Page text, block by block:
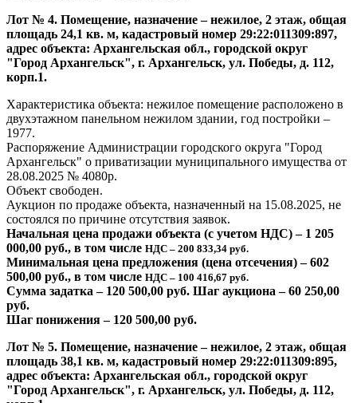
Лот № 4. Помещение, назначение – нежилое, 2 этаж, общая
площадь 24,1 кв. м, кадастровый номер 29:22:011309:897,
адрес объекта: Архангельская обл., городской округ
"Город Архангельск", г. Архангельск, ул. Победы, д. 112,
корп.1.
Характеристика объекта: нежилое помещение расположено в
двухэтажном панельном нежилом здании, год постройки –
1977.
Распоряжение Администрации городского округа "Город
Архангельск" о приватизации муниципального имущества от
28.08.2025 № 4080р.
Объект свободен.
Аукцион по продаже объекта, назначенный на 15.08.2025, не
состоялся по причине отсутствия заявок.
Начальная цена продажи объекта (с учетом НДС) – 1 205
000,00 руб., в том числе НДС – 200 833,34 руб.
Минимальная цена предложения (цена отсечения) – 602
500,00 руб., в том числе НДС – 100 416,67 руб.
Сумма задатка – 120 500,00 руб. Шаг аукциона – 60 250,00
руб.
Шаг понижения – 120 500,00 руб.
Лот № 5. Помещение, назначение – нежилое, 2 этаж, общая
площадь 38,1 кв. м, кадастровый номер 29:22:011309:895,
адрес объекта: Архангельская обл., городской округ
"Город Архангельск", г. Архангельск, ул. Победы, д. 112,